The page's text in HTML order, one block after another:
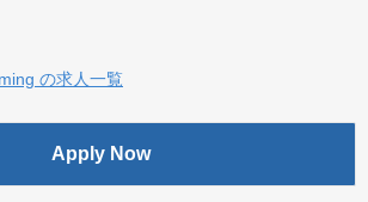
の求人一覧
Apply Now